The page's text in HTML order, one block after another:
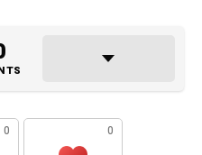
0 0